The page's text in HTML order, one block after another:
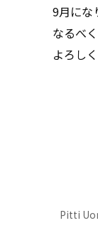
9月にな
なるべ
よろし
Pitti